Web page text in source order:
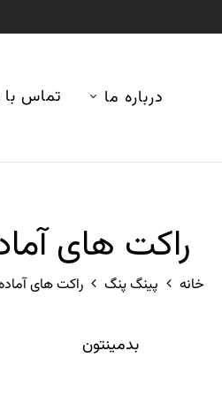
درباره ما تماس با
راکت های
خانه پینگ پنگ راکت های
بدمینتون